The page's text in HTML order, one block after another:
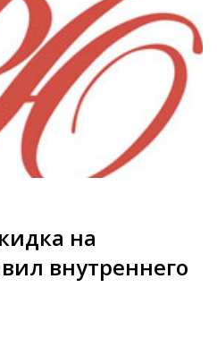
на
внутреннего